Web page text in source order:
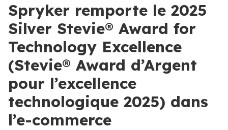
Spryker remporte le 2025
Silver Stevie® Award for
Technology Excellence
(Stevie® Award d’Argent
pour l’excellence
technologique 2025) dans
l’e-commerce